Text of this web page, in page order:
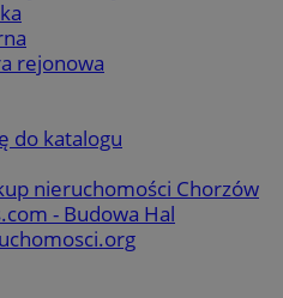
rejonowa
do katalogu
nieruchomości Chorzów
- Budowa Hal